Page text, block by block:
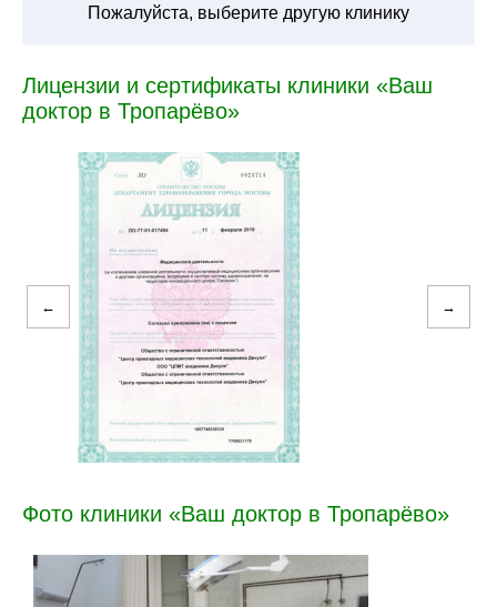
Пожалуйста, выберите другую клинику
Лицензии и сертификаты клиники «Ваш
доктор в Тропарёво»
← →
Фото клиники «Ваш доктор в Тропарёво»